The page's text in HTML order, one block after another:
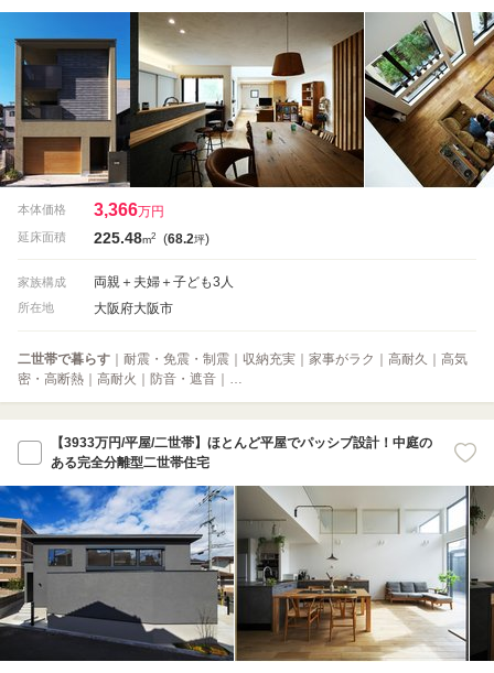
本体価格 3,366万円
延床面積 225.48m2 (68.2坪)
家族構成 両親＋夫婦＋子ども3人
所在地 大阪府大阪市
二世帯で暮らす ｜耐震・免震・制震｜収納充実｜家事がラク｜高耐久｜高気
密・高断熱｜高耐火｜防音・遮音｜…
【3933万円/平屋/二世帯】ほとんど平屋でパッシブ設計！中庭の
ある完全分離型二世帯住宅